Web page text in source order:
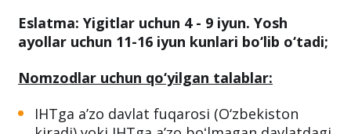
Eslatma: Yigitlar uchun 4 - 9 iyun. Yosh
ayollar uchun 11-16 iyun kunlari bo‘lib o‘tadi;
Nomzodlar uchun qo‘yilgan talablar:
IHTga aʼzo davlat fuqarosi (O‘zbekiston